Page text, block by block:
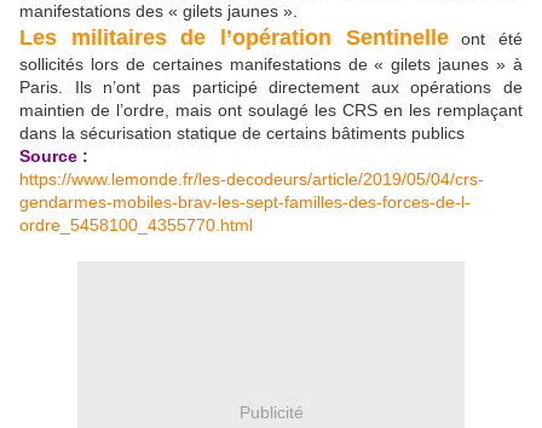
manifestations des « gilets jaunes ».
Les militaires de l’opération Sentinelleont été
sollicités lors de certaines manifestations de « gilets jaunes » à
Paris. Ils n’ont pas participé directement aux opérations de
maintien de l’ordre, mais ont soulagé les CRS en les remplaçant
dans la sécurisation statique de certains bâtiments publics
Source :
https://www.lemonde.fr/les-decodeurs/article/2019/05/04/crs-
gendarmes-mobiles-brav-les-sept-familles-des-forces-de-l-
ordre_5458100_4355770.html
Publicité